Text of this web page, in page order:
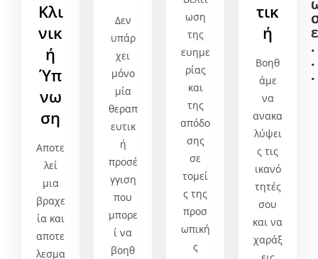
Κλι
νικ
ή
Ύπ
νω
ση
Αποτε
λεί
μια
βραχε
ία και
αποτε
λεσμα
Δεν
υπάρ
χει
μόνο
μία
θεραπ
ευτικ
ή
προσέ
γγιση
που
μπορε
ί να
βοηθ
ωση
της
ευημε
ρίας
και
της
απόδο
σης
σε
τομεί
ς της
προσ
ωπική
ς
τικ
ή
Βοηθ
άμε
να
ανακα
λύψει
ς τις
ικανό
τητές
σου
και να
χαράξ
ε
.
.
.
ε
.
.
.